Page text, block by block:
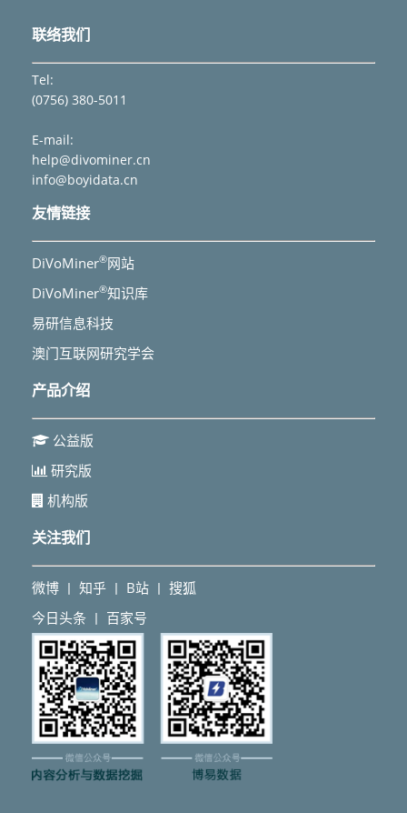
联络我们
Tel:
(0756) 380-5011
E-mail:
help@divominer.cn
info@boyidata.cn
友情链接
DiVoMiner®网站
DiVoMiner®知识库
易研信息科技
澳门互联网研究学会
产品介绍
公益版
研究版
机构版
关注我们
微博 丨 知乎 丨 B站 丨 搜狐
今日头条 丨 百家号